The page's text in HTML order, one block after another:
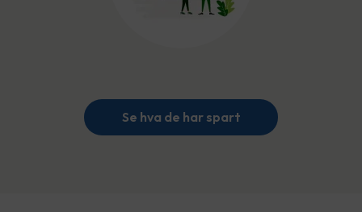
Se hva de har spart